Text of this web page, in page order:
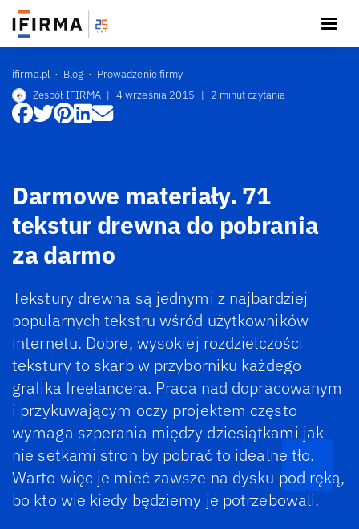
ifirma.pl Blog
Prowadzenie firmy
Zespół IFIRMA | 4 września 2015 | 2 minut czytania
Darmowe materiały. 71
tekstur drewna do pobrania
za darmo
Tekstury drewna są jednymi z najbardziej
popularnych tekstru wśród użytkowników
internetu. Dobre, wysokiej rozdzielczości
tekstury to skarb w przyborniku każdego
grafika freelancera. Praca nad dopracowanym
i przykuwającym oczy projektem często
wymaga szperania między dziesiątkami jak
nie setkami stron by pobrać to idealne tło.
Warto więc je mieć zawsze na dysku pod ręką,
bo kto wie kiedy będziemy je potrzebowali.